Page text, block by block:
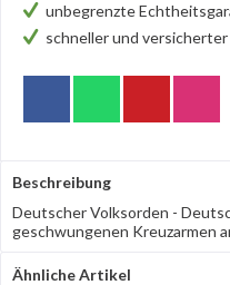
unbegrenzte
schneller und versicherter
Beschreibung
Deutscher Volksorden -
geschwungenen Kreuzarmen
Ähnliche Artikel